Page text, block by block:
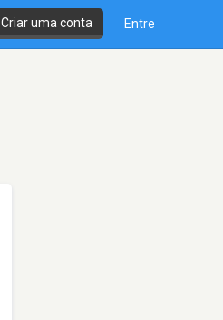
Criar uma conta Entre